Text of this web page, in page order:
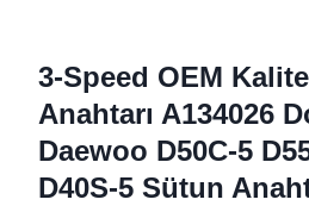
3-Speed ​​OEM
Anahtarı A134026
Daewoo D50C-5
D40S-5 Sütun